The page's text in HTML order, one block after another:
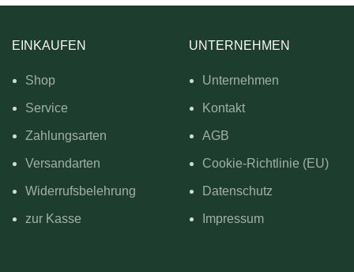
EINKAUFEN
Shop
Service
Zahlungsarten
Versandarten
Widerrufsbelehrung
zur Kasse
UNTERNEHMEN
Unternehmen
Kontakt
AGB
Cookie-Richtlinie (EU)
Datenschutz
Impressum